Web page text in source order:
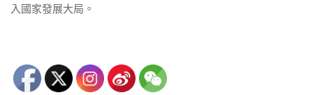
入國家發展大局。